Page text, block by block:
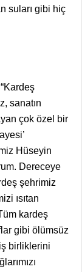
suları gibi hiç
sanatın
çok özel bir
Hüseyin
Dereceye
şehrimiz
ısıtan
kardeş
gibi ölümsüz
birliklerini